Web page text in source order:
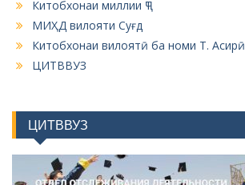
Китобхонаи миллии ҶТ
МИҲД вилояти Суғд
Китобхонаи вилоятӣ ба номи Т. Асирӣ
ЦИТВВУЗ
ЦИТВВУЗ